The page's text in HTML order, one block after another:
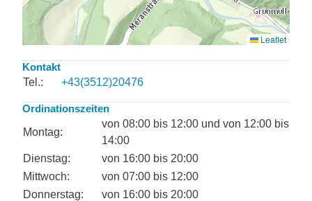
Kontakt
Tel.:
+43(3512)20476
Ordinationszeiten
Montag:
von 08:00 bis 12:00 und von 12:00 bis
14:00
Dienstag:
von 16:00 bis 20:00
Mittwoch:
von 07:00 bis 12:00
Donnerstag:
von 16:00 bis 20:00